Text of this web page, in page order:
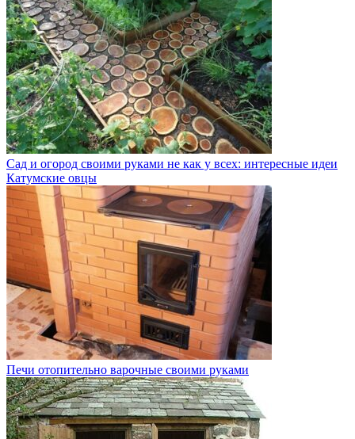
Сад и огород своими руками не как у всех: интересные идеи
Катумские овцы
Печи отопительно варочные своими руками